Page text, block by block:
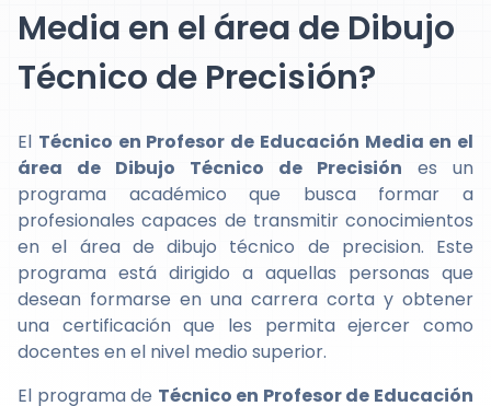
Media en el área de Dibujo
Técnico de Precisión?
El Técnico en Profesor de Educación Media en el
área de Dibujo Técnico de Precisión es un
programa académico que busca formar a
profesionales capaces de transmitir conocimientos
en el área de dibujo técnico de precision. Este
programa está dirigido a aquellas personas que
desean formarse en una carrera corta y obtener
una certificación que les permita ejercer como
docentes en el nivel medio superior.
El programa de Técnico en Profesor de Educación